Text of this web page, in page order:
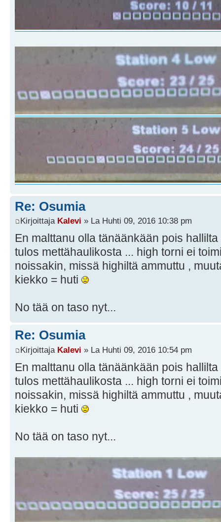
Re: Osumia
Kirjoittaja Kalevi » La Huhti 09, 2016 10:38 pm
En malttanu olla tänäänkään pois
tulos mettähaulikosta ... high torni ei
noissakin, missä highiltä ammuttu ,
kiekko = huti
No tää on taso nyt...
Re: Osumia
Kirjoittaja Kalevi » La Huhti 09, 2016 10:54 pm
En malttanu olla tänäänkään pois
tulos mettähaulikosta ... high torni ei
noissakin, missä highiltä ammuttu ,
kiekko = huti
No tää on taso nyt...